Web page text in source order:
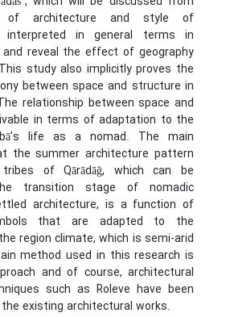
of architecture and style of
interpreted in general terms in
reveal the effect of geography
study also implicitly proves the
between space and structure in
relationship between space and
in terms of adaptation to the
life as a nomad. The main
the summer architecture pattern
of Qārādāğ, which can be
transition stage of nomadic
architecture, is a function of
that are adapted to the
region climate, which is semi-arid
method used in this research is
and of course, architectural
such as Roleve have been
existing architectural works.